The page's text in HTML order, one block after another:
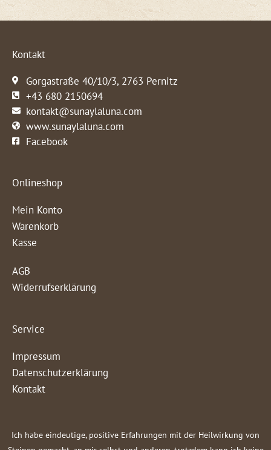
Kontakt
Gorgastraße 40/10/3, 2763 Pernitz
+43 680 2150694
kontakt@sunaylaluna.com
www.sunaylaluna.com
Facebook
Onlineshop
Mein Konto
Warenkorb
Kasse
AGB
Widerrufserklärung
Service
Impressum
Datenschutzerklärung
Kontakt
Ich habe eindeutige, positive Erfahrungen mit der Heilwirkung von